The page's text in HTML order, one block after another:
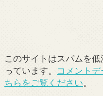
このサイトはスパムを
っています。 コメント
ちらをご覧ください。